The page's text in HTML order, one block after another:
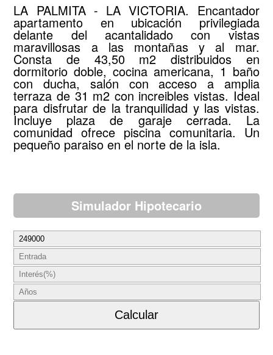
LA PALMITA - LA VICTORIA. Encantador
apartamento en ubicación privilegiada
delante del acantalidado con vistas
maravillosas a las montañas y al mar.
Consta de 43,50 m2 distribuidos en
dormitorio doble, cocina americana, 1 baño
con ducha, salón con acceso a amplia
terraza de 31 m2 con increibles vistas. Ideal
para disfrutar de la tranquilidad y las vistas.
Incluye plaza de garaje cerrada. La
comunidad ofrece piscina comunitaria. Un
pequeño paraiso en el norte de la isla.
Simulador Hipotecario